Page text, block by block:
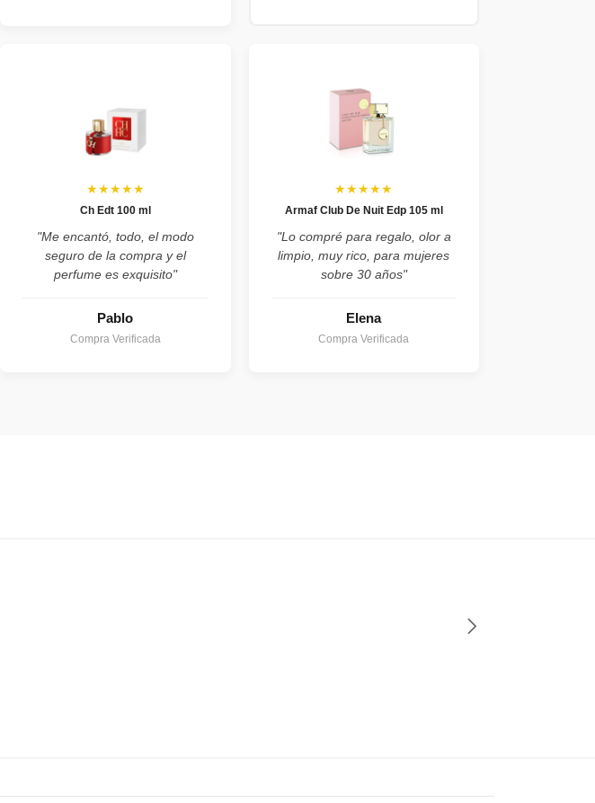
★★★★★
Ch Edt 100 ml
"Me encantó, todo, el modo
seguro de la compra y el
perfume es exquisito"
Pablo
Compra Verificada
★★★★★
Armaf Club De Nuit Edp 105 ml
"Lo compré para regalo, olor a
limpio, muy rico, para mujeres
sobre 30 años"
Elena
Compra Verificada